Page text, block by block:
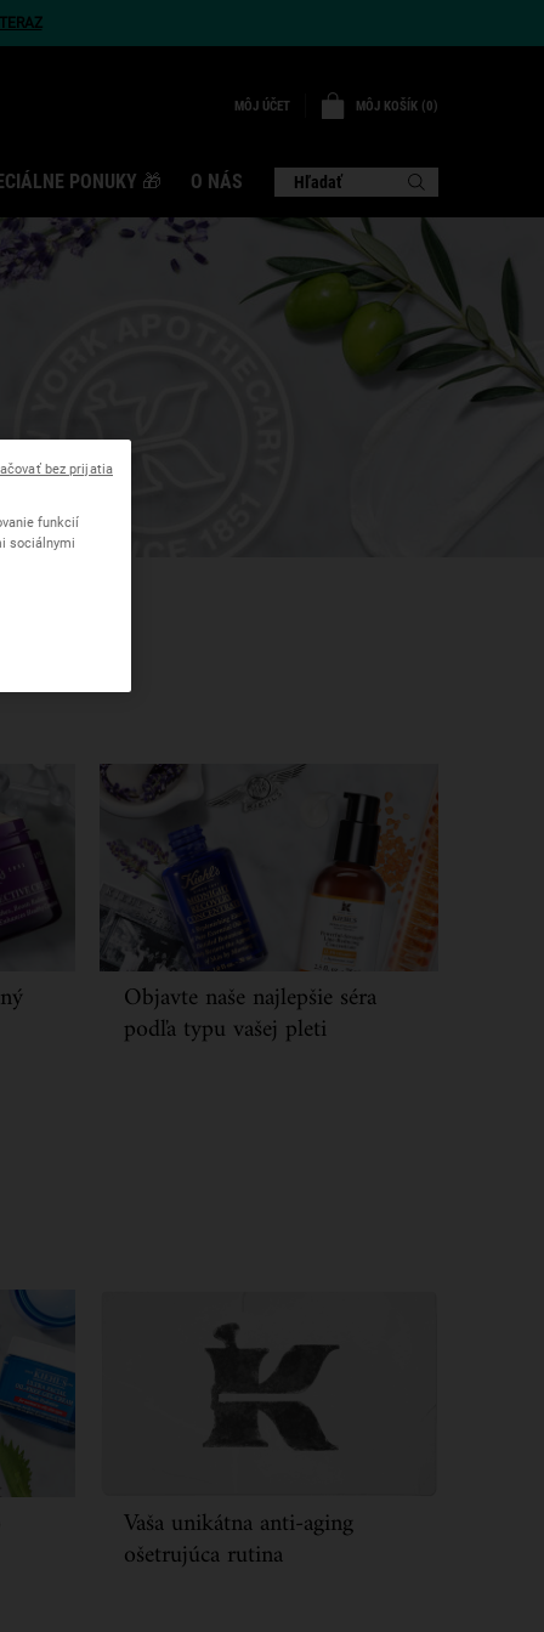
MÔJ ÚČET MÔJ KOŠÍK 0
0 VÝROBOK
PONUKY 🎁 O NÁS Hľadať
Objavte naše najlepšie séra
podľa typu vašej pleti
Vaša unikátna anti-aging
ošetrujúca rutina
funkcií
sociálnymi
bez prijatia